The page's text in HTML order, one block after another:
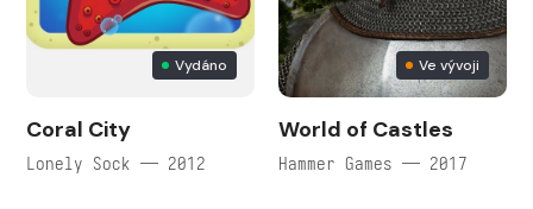
Vydáno
Coral City
Lonely Sock — 2012
Ve vývoji
World of Castles
Hammer Games — 2017